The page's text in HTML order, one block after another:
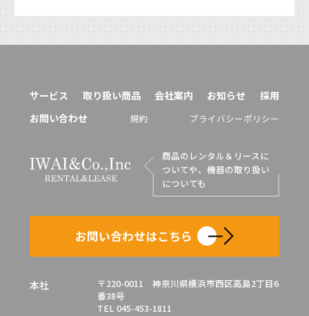
サービス 取り扱い商品 会社案内 お知らせ
採用
お問い合わせ
規約 プライバシーポリシー
商品のレンタル＆リースに
ついてや、機器の取り扱い
についても
お問い合わせはこちら
本社
〒220-0011 神奈川県横浜市西区高島2丁目6
番38号
TEL 045-453-1811